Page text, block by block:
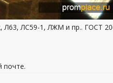
Л63, ЛС59-1, ЛЖМ и пр.. ГОСТ
почте.